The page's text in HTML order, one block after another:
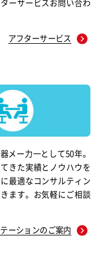
アフターサービス
メー力一として50年。
きた実績とノウハウを
最適なコンサルティン
ます。お気軽にご相談
ーションのご案内